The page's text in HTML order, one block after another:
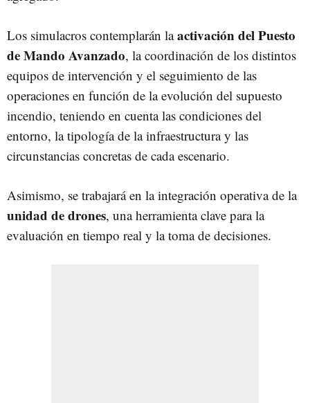
Los simulacros contemplarán laactivación del Puesto
de Mando Avanzado, la coordinación de los distintos
equipos de intervención y el seguimiento de las
operaciones en función de la evolución del supuesto
incendio, teniendo en cuenta las condiciones del
entorno, la tipología de la infraestructura y las
circunstancias concretas de cada escenario.
Asimismo, se trabajará en la integración operativa de la
unidad de drones, una herramienta clave para la
evaluación en tiempo real y la toma de decisiones.